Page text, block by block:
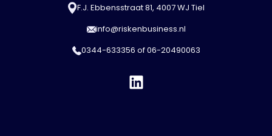
F.J. Ebbensstraat 81, 4007 WJ Tiel
info@riskenbusiness.nl
0344-633356 of06-20490063